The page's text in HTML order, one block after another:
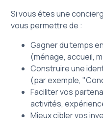
Si vous êtes une
vous permettre de :
Gagner du temps
(ménage, accueil,
Construire une
(par exemple,
Faciliter vos
activités,
Mieux cibler vos